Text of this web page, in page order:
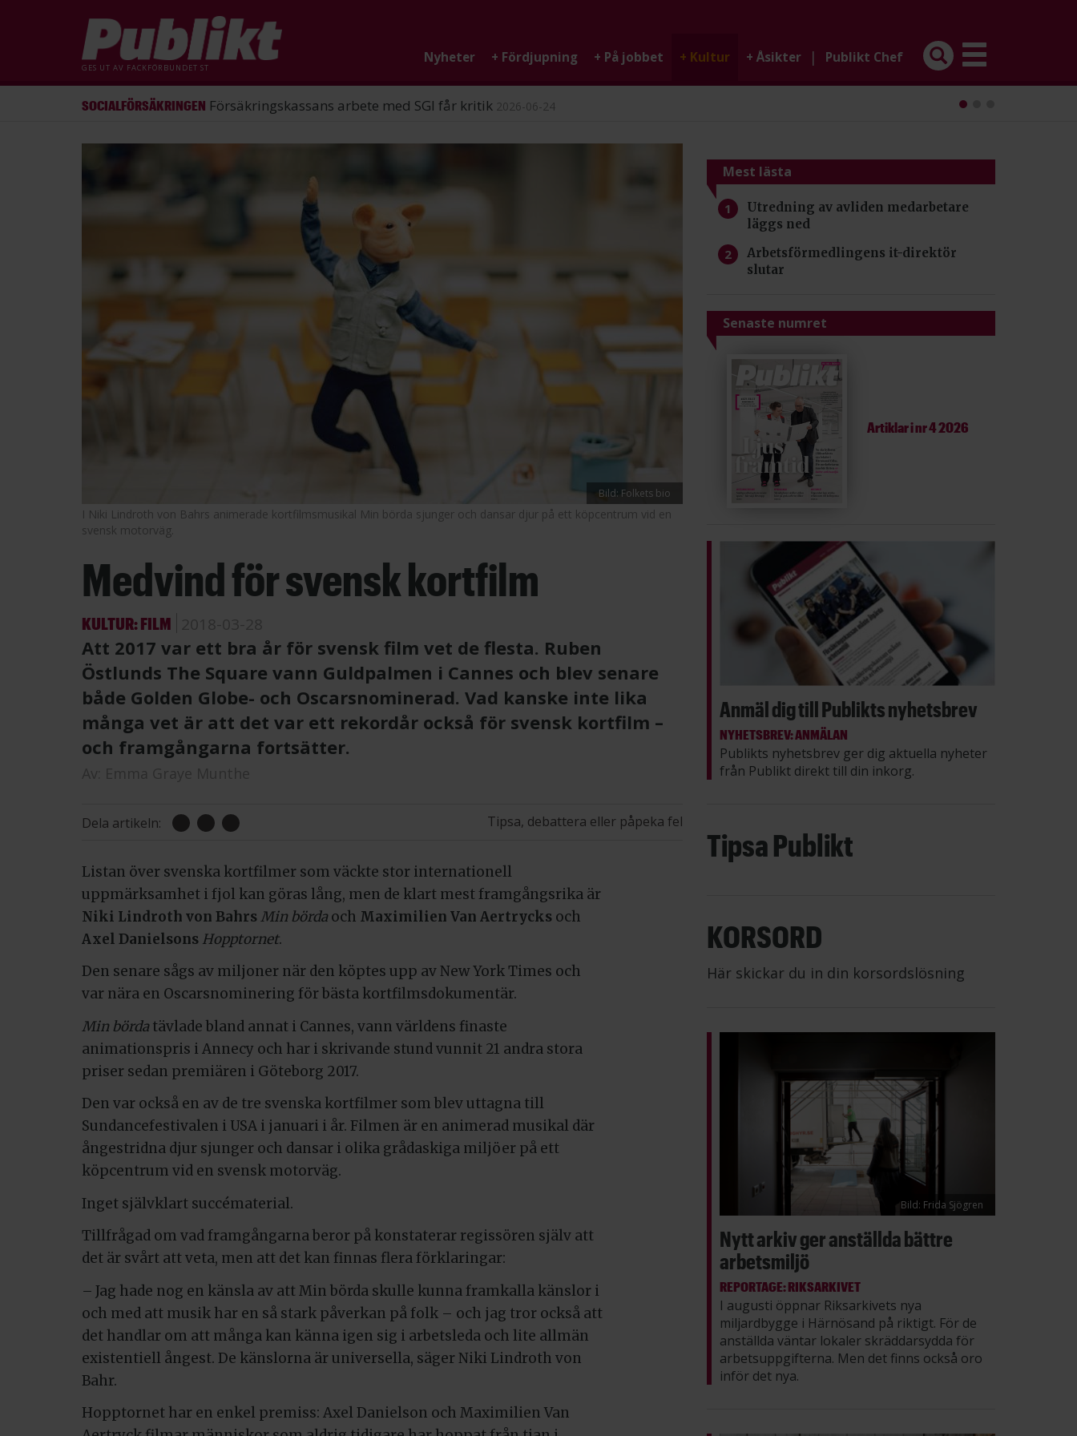
GES UT AV FACKFÖRBUNDET ST
Nyheter + Fördjupning + På jobbet + Kultur + Åsikter | Publikt Chef
ARBETSRÄTT ST förlorade mål mot Energimyndigheten 2026-06-25
Bild: Folkets bio
I Niki Lindroth von Bahrs animerade kortfilmsmusikal Min börda sjunger och dansar djur på ett köpcentrum vid en
svensk motorväg.
Medvind för svensk kortfilm
KULTUR: FILM
Att 2017 var ett bra år för svensk film vet de flesta. Ruben
Östlunds The Square vann Guldpalmen i Cannes och blev senare
både Golden Globe- och Oscarsnominerad. Vad kanske inte lika
många vet är att det var ett rekordår också för svensk kortfilm –
och framgångarna fortsätter.
Dela artikeln: Tipsa, debattera eller påpeka fel
Listan över svenska kortfilmer som väckte stor internationell
uppmärksamhet i fjol kan göras lång, men de klart mest framgångsrika är
Niki Lindroth von BahrsMin bördaoch Maximilien Van Aertrycks och
Axel Danielsons Hopptornet.
Den senare sågs av miljoner när den köptes upp av New York Times och
var nära en Oscarsnominering för bästa kortfilmsdokumentär.
Min bördatävlade bland annat i Cannes, vann världens finaste
animationspris i Annecy och har i skrivande stund vunnit 21 andra stora
priser sedan premiären i Göteborg 2017.
Den var också en av de tre svenska kortfilmer som blev uttagna till
Sundancefestivalen i USA i januari i år. Filmen är en animerad musikal där
ångestridna djur sjunger och dansar i olika grådaskiga miljöer på ett
köpcentrum vid en svensk motorväg.
Inget självklart succématerial.
Tillfrågad om vad framgångarna beror på konstaterar regissören själv att
det är svårt att veta, men att det kan finnas flera förklaringar:
– Jag hade nog en känsla av att Min börda skulle kunna framkalla känslor i
och med att musik har en så stark påverkan på folk – och jag tror också att
det handlar om att många kan känna igen sig i arbetsleda och lite allmän
existentiell ångest. De känslorna är universella, säger Niki Lindroth von
Bahr.
Hopptornet har en enkel premiss: Axel Danielson och Maximilien Van
Mest lästa
Utredning av avliden medarbetare
läggs ned
Arbetsförmedlingens it-direktör
slutar
Senaste numret
Artiklar inr 4 2026
Anmäl dig till Publikts nyhetsbrev
NYHETSBREV: ANMÄLAN
Publikts nyhetsbrev ger dig aktuella nyheter
från Publikt direkt till din inkorg.
Tipsa Publikt
KORSORD
Här skickar du in din korsordslösning
Bild: Frida Sjögren
Nytt arkiv ger anställda bättre
arbetsmiljö
REPORTAGE: RIKSARKIVET
I augusti öppnar Riksarkivets nya
miljardbygge i Härnösand på riktigt. För de
anställda väntar lokaler skräddarsydda för
arbetsuppgifterna. Men det finns också oro
inför det nya.